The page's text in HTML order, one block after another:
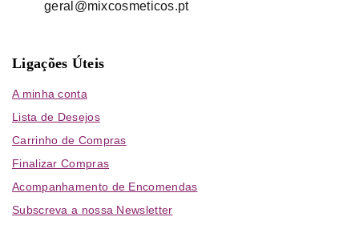
geral@mixcosmeticos.pt
Ligações Úteis
A minha conta
Lista de Desejos
Carrinho de Compras
Finalizar Compras
Acompanhamento de Encomendas
Subscreva a nossa Newsletter